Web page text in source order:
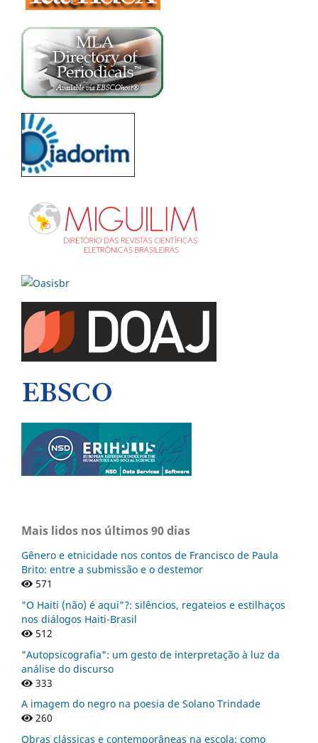
Mais lidos nos últimos 90 dias
Gênero e etnicidade nos contos de Francisco de Paula
Brito: entre a submissão e o destemor
571
"O Haiti (não) é aqui"?: silêncios, regateios e estilhaços
nos diálogos Haiti-Brasil
512
"Autopsicografia": um gesto de interpretação à luz da
análise do discurso
333
A imagem do negro na poesia de Solano Trindade
260
Obras clássicas e contemporâneas na escola: como